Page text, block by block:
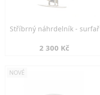
Stříbrný náhrdelník - surfař
2 300 Kč
NOVÉ